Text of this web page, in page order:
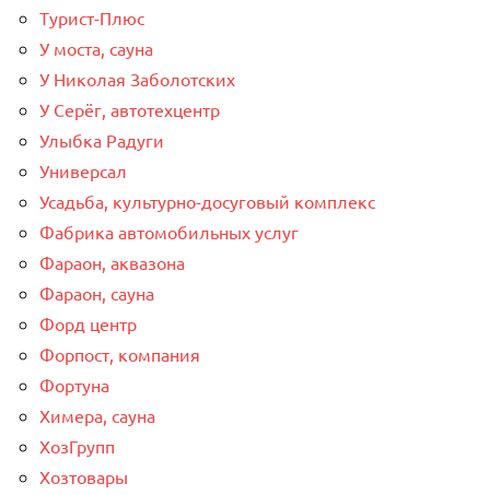
Турист-Плюс
У моста, сауна
У Николая Заболотских
У Серёг, автотехцентр
Улыбка Радуги
Универсал
Усадьба, культурно-досуговый комплекс
Фабрика автомобильных услуг
Фараон, аквазона
Фараон, сауна
Форд центр
Форпост, компания
Фортуна
Химера, сауна
ХозГрупп
Хозтовары